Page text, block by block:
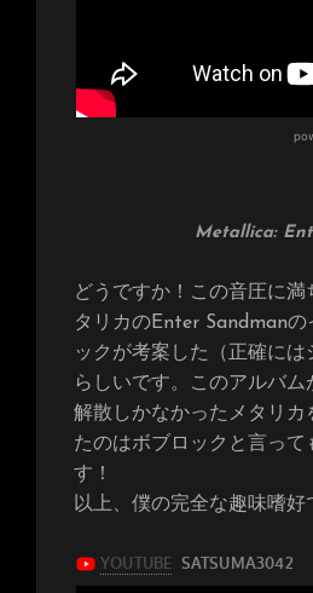
Metallica:
どうですか！この音圧に満
タリカのEnter Sandmanの
ックが考案した（正確には
らしいです。このアルバム
解散しかなかったメタリカ
たのはボブロックと言って
す！
以上、僕の完全な趣味嗜好